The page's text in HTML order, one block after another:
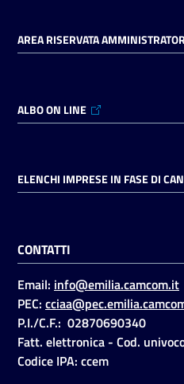
AREA RISERVATA
ALBO ON LINE
ELENCHI IMPRESE IN FASE DI
CONTATTI
Email: info@emilia.camcom.it
PEC:
P.I./C.F.: 02870690340
Fatt. elettronica - Cod.
Codice IPA: ccem